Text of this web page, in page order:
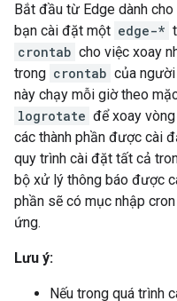
Bắt đầu từ Edge dành
bạn cài đặt một edge-*
crontab cho việc xoay
trong crontab của
này chạy mỗi giờ theo
logrotate để xoay
các thành phần được cài
quy trình cài đặt tất cả
bộ xử lý thông báo được
phần sẽ có mục nhập
ứng.
Lưu ý:
Nếu trong quá trình